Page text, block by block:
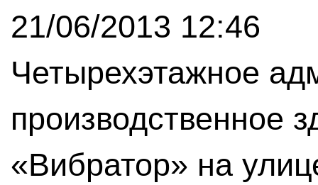
21/06/2013 12:46
Четырехэтажное
производственное
«Вибратор» на